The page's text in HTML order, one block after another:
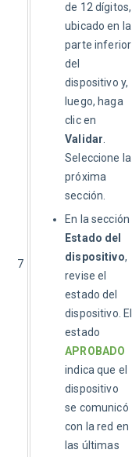
7
de 12 dígitos,
ubicado en la
parte inferior
del
dispositivo y,
luego, haga
clic en
Validar
Seleccione la
próxima
sección.
En la sección
Estado del
dispositivo,
revise el
estado del
dispositivo. El
estado
APROBADO
indica que el
dispositivo
se comunicó
con la red en
las últimas